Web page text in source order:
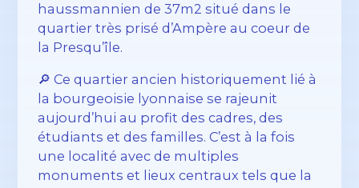
haussmannien de 37m2 situé dans le
quartier très prisé d’Ampère au coeur de
la Presqu’île.
🔎 Ce quartier ancien historiquement lié à
la bourgeoisie lyonnaise se rajeunit
aujourd’hui au profit des cadres, des
étudiants et des familles. C’est à la fois
une localité avec de multiples
monuments et lieux centraux tels que la